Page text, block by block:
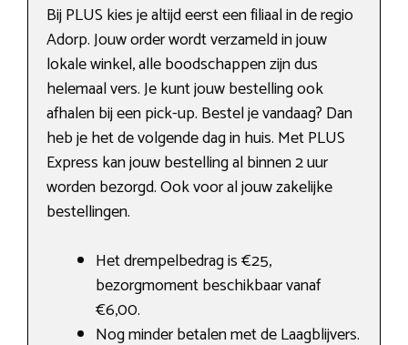
Bij PLUS kies je altijd eerst een filiaal in de regio
Adorp. Jouw order wordt verzameld in jouw
lokale winkel, alle boodschappen zijn dus
helemaal vers. Je kunt jouw bestelling ook
afhalen bij een pick-up. Bestel je vandaag? Dan
heb je het de volgende dag in huis. Met PLUS
Express kan jouw bestelling al binnen 2 uur
worden bezorgd. Ook voor al jouw zakelijke
bestellingen.
Het drempelbedrag is €25,
bezorgmoment beschikbaar vanaf
€6,00.
Nog minder betalen met de Laagblijvers.